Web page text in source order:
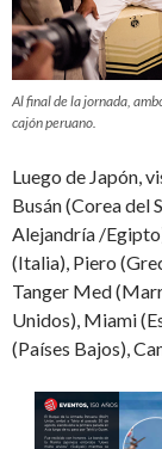
Al final de la jornada,
cajón peruano.
Luego de Japón,
Busán (Corea del
Alejandría /
(Italia), Piero
Tanger Med
Unidos), Miami
(Países Bajos),